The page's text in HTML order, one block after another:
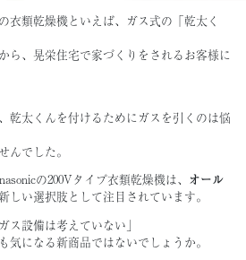
衣類乾燥機といえば、ガス式の「乾太く
ら、晃栄住宅で家づくりをされるお客様に
乾太くんを付けるためにガスを引くのは悩
んでした。
の200Vタイプ衣類乾燥機は、 オール
新しい選択肢として注目されています。
ス設備は考えていない」
気になる新商品ではないでしょうか。